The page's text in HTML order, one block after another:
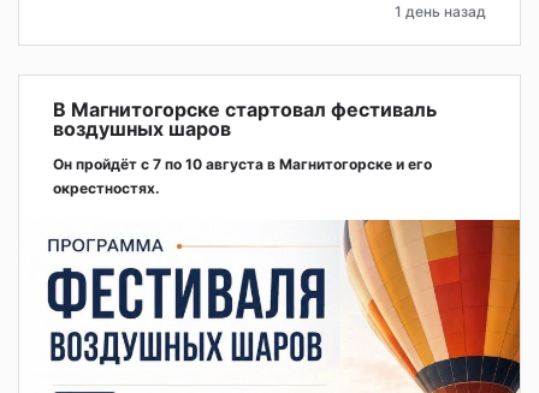
1 день назад
В Магнитогорске стартовал фестиваль
воздушных шаров
Он пройдёт с 7 по 10 августа в Магнитогорске и его
окрестностях.